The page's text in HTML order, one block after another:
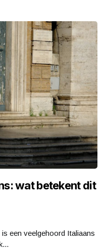
wat betekent dit
een veelgehoord Italiaans